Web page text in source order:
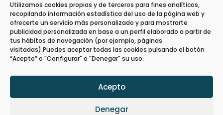
Utilizamos cookies propias y de terceros para fines analíticos,
recopilando información estadística del uso de la página web y
ofrecerte un servicio más personalizado y para mostrarte
publicidad personalizada en base a un perfil elaborado a partir de
tus hábitos de navegación (por ejemplo, páginas
visitadas).Puedes aceptar todas las cookies pulsando el botón
“Acepto” o "Configurar" o "Denegar" su uso.
Acepto
Denegar